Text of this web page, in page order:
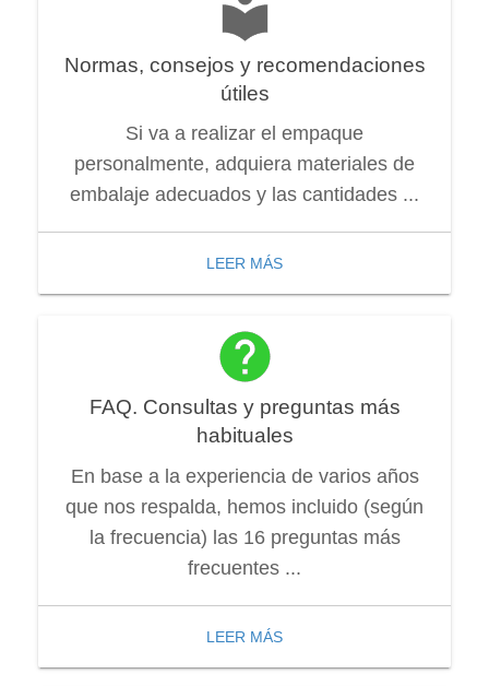
Normas, consejos y recomendaciones
útiles
Si va a realizar el empaque
personalmente, adquiera materiales de
embalaje adecuados y las cantidades ...
LEER MÁS
FAQ. Consultas y preguntas más
habituales
En base a la experiencia de varios años
que nos respalda, hemos incluido (según
la frecuencia) las 16 preguntas más
frecuentes ...
LEER MÁS